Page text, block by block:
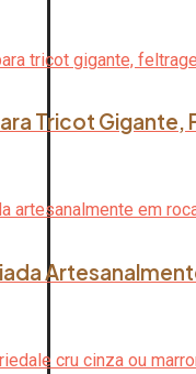
Tricot